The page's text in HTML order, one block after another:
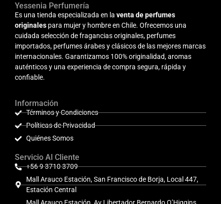
Yessenia Perfumería
Es una tienda especializada en la venta de perfumes
originales para mujer y hombre en Chile. Ofrecemos una
cuidada selección de fragancias originales, perfumes
importados, perfumes árabes y clásicos de las mejores marcas
internacionales. Garantizamos 100% originalidad, aromas
auténticos y una experiencia de compra segura, rápida y
confiable.
Información
Términos y Condiciones
Políticas de Privacidad
Quiénes Somos
Servicio Al Cliente
+56 9 3710 3709
Mall Arauco Estación, San Francisco de Borja, Local 447,
Estación Central